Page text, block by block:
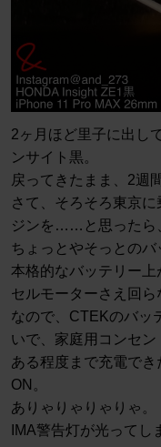
2ヶ月ほど里子に出し
ンサイト黒。
戻ってきたまま、2週
さて、そろそろ東京
ジンを……と思ったら
ちょっとやそっとの
本格的なバッテリー上
セルモーターさえ回ら
なので、CTEKのバッ
いで、家庭用コンセン
ある程度まで充電で
ON。
ありゃりゃりゃりゃ。
IMA警告灯が光ってし